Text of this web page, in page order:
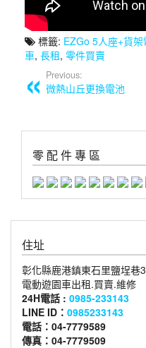
標籤: EZGo 5人座+貨
車, 長租, 零件買賣
Previous:
微熱山丘更換電池
零 配 件 專 區
住址
彰化縣鹿港鎮東石里鹽埕巷
電動遊園車出租.買賣.維修
24H電話 : 0985-233143
LINE ID： 0985233143
電話：04-7779589
傳真：04-7779509